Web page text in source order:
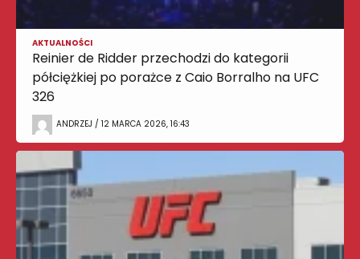
AKTUALNOŚCI
Reinier de Ridder przechodzi do kategorii
półciężkiej po porażce z Caio Borralho na UFC
326
ANDRZEJ / 12 MARCA 2026, 16:43